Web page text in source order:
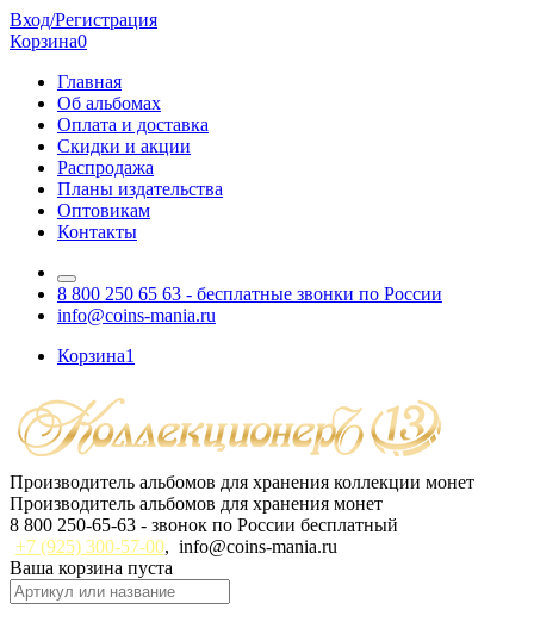
Вход/Регистрация
Корзина0
Главная
Об альбомах
Оплата и доставка
Скидки и акции
Распродажа
Планы издательства
Оптовикам
Контакты
8 800 250 65 63 - бесплатные звонки по России
info@coins-mania.ru
Корзина1
Производитель альбомов для хранения коллекции монет
Производитель альбомов для хранения монет
8 800 250-65-63 - звонок по России бесплатный
+7 (925) 300-57-00, info@coins-mania.ru
Ваша корзина пуста